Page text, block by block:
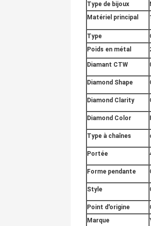
Type de bijoux
Matériel principal
Type
Poids en métal
Diamant CTW
Diamond Shape
Diamond Clarity
Diamond Color
Type à chaînes
Portée
Forme pendante
Style
Point d'origine
Marque